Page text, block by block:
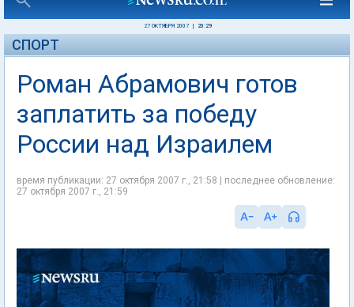
27 ОКТЯБРЯ 2007 20:29
СПОРТ
Роман Абрамович готов
заплатить за победу
России над Израилем
время публикации: 27 октября 2007 г., 21:58 | последнее обновление:
27 октября 2007 г., 21:59